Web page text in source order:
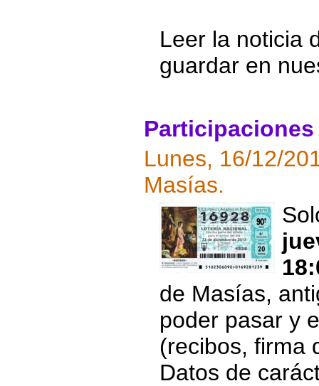
Leer la noticia
guardar en
Lunes, 16/12/
Masías.
de Masías,
poder pasar y
(recibos, firma
Datos de